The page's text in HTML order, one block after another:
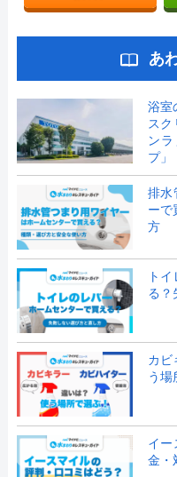
あ
浴室
ス
ン
プ」
排水
ーで
方
ト
る？
カビ
う場
イー
金・